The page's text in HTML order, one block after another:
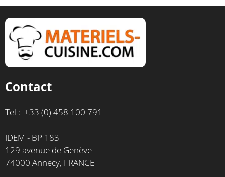
Contact
Tel : +33 (0) 458 100 791
IDEM - BP 183
129 avenue de Genève
74000 Annecy, FRANCE